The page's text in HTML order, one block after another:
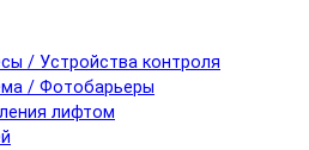
/ Устройства контроля
/ Фотобарьеры
лифтом